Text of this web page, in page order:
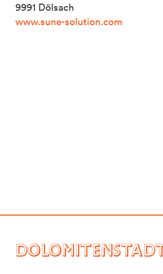
9991 Dölsach
www.sune-solution.com
DOLOMITENSTADT